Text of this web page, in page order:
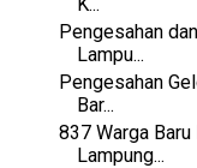
Pengesahan
Lampu...
Pengesahan
Bar...
837 Warga
Lampung...